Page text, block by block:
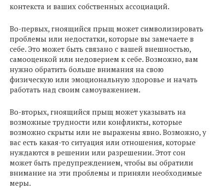
контекста и ваших собственных ассоциаций.
Во-первых, гноящийся прыщ может символизировать
проблемы или недостатки, которые вы замечаете в
себе. Это может быть связано с вашей внешностью,
самооценкой или недоверием к себе. Возможно, вам
нужно обратить больше внимания на свою
физическую или эмоциональную здоровье и начать
работать над своим самоуважением.
Во-вторых, гноящийся прыщ может указывать на
возможные трудности или конфликты, которые
возможно скрыты или не выражены явно. Возможно, у
вас есть какая-то ситуация или отношения, которые
нуждаются в решении или разрешении. Этот сон
может быть предупреждением, чтобы вы обратили
внимание на эти проблемы и приняли необходимые
меры.